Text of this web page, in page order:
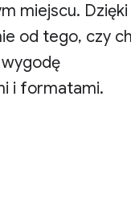
miejscu.
od tego, czy
i formatami.